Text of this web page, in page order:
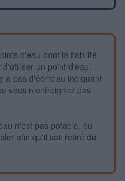
d'eau dont la fiabilité
un point d'eau,
a pas d'écriteau indiquant
vous n'enfreignez pas
n'est pas potable, ou
afin qu'il soit retiré du